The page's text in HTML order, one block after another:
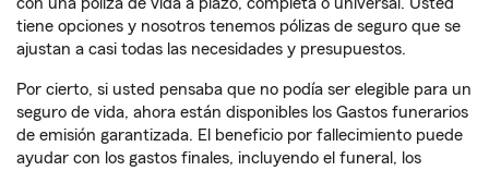
tiene opciones y nosotros tenemos pólizas de seguro que se
ajustan a casi todas las necesidades y presupuestos.
Por cierto, si usted pensaba que no podía ser elegible para un
seguro de vida, ahora están disponibles los Gastos funerarios
de emisión garantizada. El beneficio por fallecimiento puede
ayudar con los gastos finales, incluyendo el funeral, los